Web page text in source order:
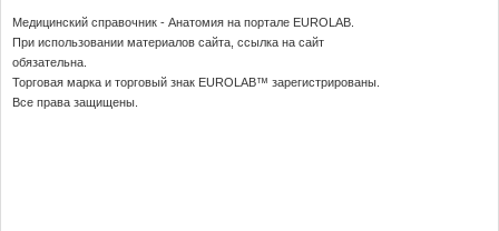
Медицинский справочник - Анатомия на портале EUROLAB.
При использовании материалов сайта, ссылка на сайт
обязательна.
Торговая марка и торговый знак EUROLAB™ зарегистрированы.
Все права защищены.